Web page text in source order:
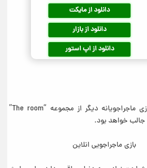
دانلود از مایکت
دانلود از بازار
دانلود از اپ استور
«اتاق 3» هم یک بازی ماجراجویانه دیگر از مجموعه‌ “The room”
جالب خواهد بود.